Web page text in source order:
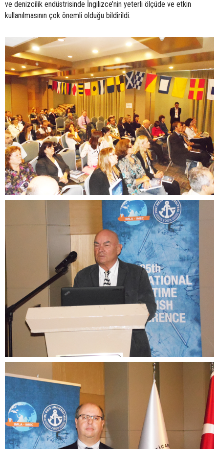
ve denizcilik endüstrisinde İngilizce’nin yeterli ölçüde ve etkin
kullanılmasının çok önemli olduğu bildirildi.